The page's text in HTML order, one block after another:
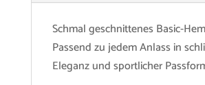
Schmal geschnittenes Basic-
Passend zu jedem Anlass in
Eleganz und sportlicher